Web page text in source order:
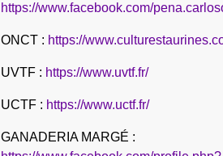
https://www.facebook.com/
ONCT : https://
UVTF : https://www.uvtf.fr/
UCTF : https://www.uctf.fr/
GANADERIA MARGÉ :